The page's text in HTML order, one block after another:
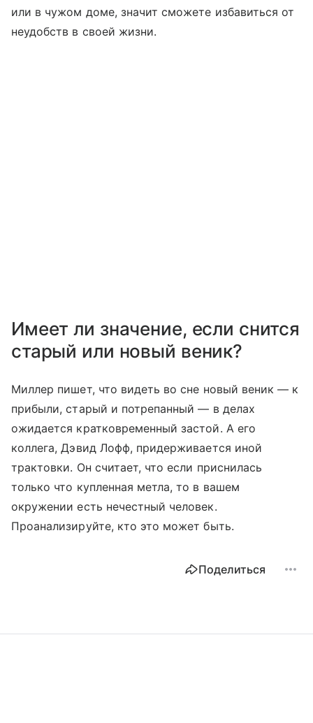
или в чужом доме, значит сможете избавиться от
неудобств в своей жизни.
Имеет ли значение, если снится
старый или новый веник?
Миллер пишет, что видеть во сне новый веник — к
прибыли, старый и потрепанный — в делах
ожидается кратковременный застой. А его
коллега, Дэвид Лофф, придерживается иной
трактовки. Он считает, что если приснилась
только что купленная метла, то в вашем
окружении есть нечестный человек.
Проанализируйте, кто это может быть.
Поделиться